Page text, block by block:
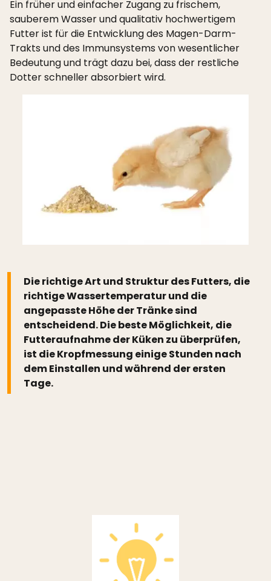
Ein früher und einfacher Zugang zu frischem,
sauberem Wasser und qualitativ hochwertigem
Futter ist für die Entwicklung des Magen-Darm-
Trakts und des Immunsystems von wesentlicher
Bedeutung und trägt dazu bei, dass der restliche
Dotter schneller absorbiert wird.
Die richtige Art und Struktur des Futters, die
richtige Wassertemperatur und die
angepasste Höhe der Tränke sind
entscheidend. Die beste Möglichkeit, die
Futteraufnahme der Küken zu überprüfen,
ist die Kropfmessung einige Stunden nach
dem Einstallen und während der ersten
Tage.